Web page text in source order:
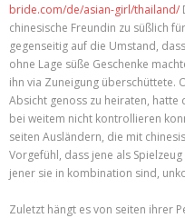
bride.com/de/asian-girl/thailand/
chinesische Freundin zu süßlich
gegenseitig auf die Umstand, dass
ohne Lage süße Geschenke
ihn via Zuneigung überschüttete.
Absicht genoss zu heiraten,
bei weitem nicht kontrollieren
seiten Ausländern, die mit
Vorgefühl, dass jene als
jener sie in kombination sind,
Zuletzt hängt es von seiten ihrer